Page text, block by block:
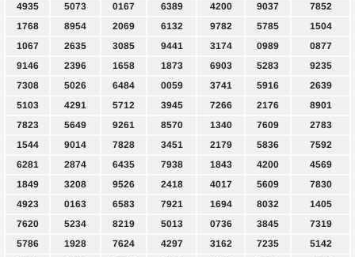
4935
5073 0167 6389 4200 9037
7852
1768
8954 2069 6132 9782 5785
1504
1067
2635 3085 9441 3174 0989
0877
9146
2396 1658 1873 6903 5283
9235
7308
5026 6484 0059 3741 5916
2639
5103
4291 5712 3945 7266 2176
8901
7823
5649 9261 8570 1340 7609
2783
1544
9014 7828 3451 2179 5836
7592
6281
2874 6435 7938 1843 4200
4569
1849
3208 9526 2418 4017 5609
7830
4923
0163 6583 7921 1694 8032
1405
7620
5234 8219 5013 0736 3845
7319
5786
1928 7624 4297 3162 7235
5142